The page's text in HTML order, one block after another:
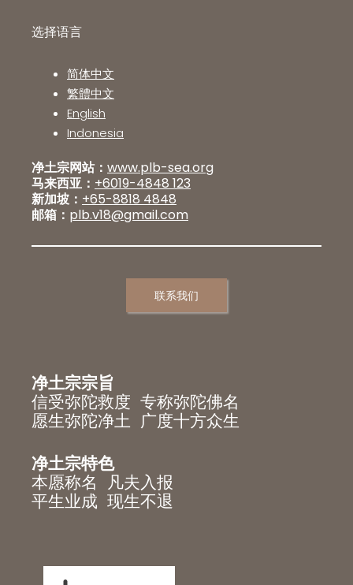
选择语言
简体中文
繁體中文
English
Indonesia
净土宗网站： www.plb-sea.org
马来西亚： +6019-4848 123
新加坡： +65-8818 4848
邮箱： plb.v18@gmail.com
联系我们
净土宗宗旨
信受弥陀救度 专称弥陀佛名
愿生弥陀净土 广度十方众生
净土宗特色
本愿称名 凡夫入报
平生业成 现生不退